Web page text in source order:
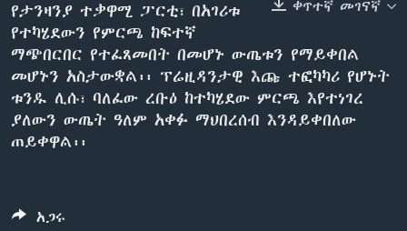
ቋንቋዎች
ቀጥተኛ መገናኛ
የታንዛንያ ተቃዋሚ ፓርቲ፣ በአገሪቱ
የተካሄደውን የምርጫ ከፍተኛ
ማጭበርበር የተፈጸመበት በመሆኑ ውጤቱን የማይቀበል
መሆኑን አስታውቋል፡፡ ፕሬዚዳንታዊ እጩ ተፎካካሪ የሆኑት
ቱንዱ ሊሱ፣ ባለፈው ረቡዕ ከተካሄደው ምርጫ እየተነገረ
ያለውን ውጤት ዓለም አቀፉ ማህበረሰብ እንዳይቀበለው
ጠይቀዋል፡፡
አጋሩ